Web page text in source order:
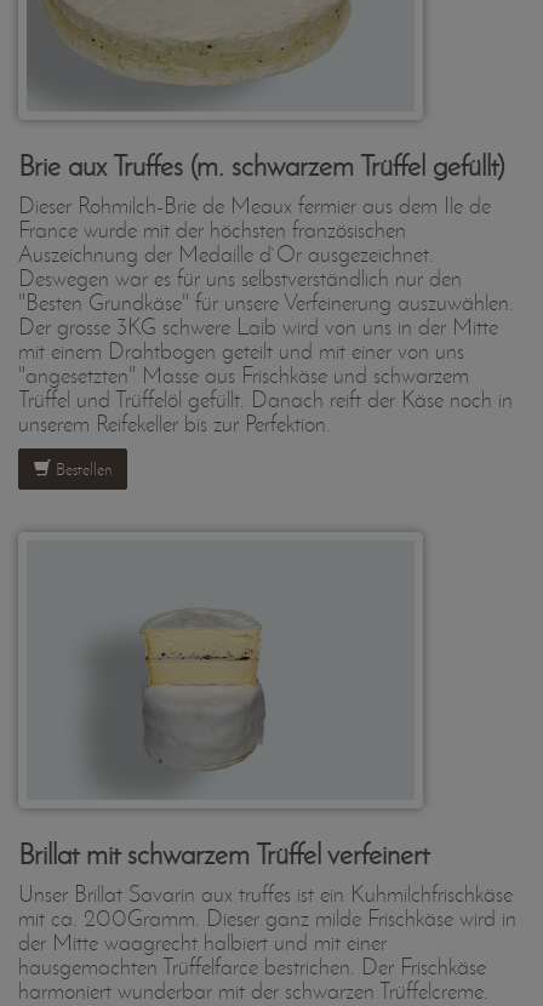
Brie aux Truffes (m. schwarzem Trüffel gefüllt)
Dieser Rohmilch-Brie de Meaux fermier aus dem Ile de
France wurde mit der höchsten französischen
Auszeichnung der Medaille d`Or ausgezeichnet.
Deswegen war es für uns selbstverständlich nur den
"Besten Grundkäse" für unsere Verfeinerung auszuwählen.
Der grosse 3KG schwere Laib wird von uns in der Mitte
mit einem Drahtbogen geteilt und mit einer von uns
"angesetzten" Masse aus Frischkäse und schwarzem
Trüffel und Trüffelöl gefüllt. Danach reift der Käse noch in
unserem Reifekeller bis zur Perfektion.
Bestellen
Brillat mit schwarzem Trüffel verfeinert
Unser Brillat Savarin aux truffes ist ein Kuhmilchfrischkäse
mit ca. 200Gramm. Dieser ganz milde Frischkäse wird in
der Mitte waagrecht halbiert und mit einer
hausgemachten Trüffelfarce bestrichen. Der Frischkäse
harmoniert wunderbar mit der schwarzen Trüffelcreme.